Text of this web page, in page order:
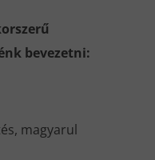
bevezetni:
magyarul